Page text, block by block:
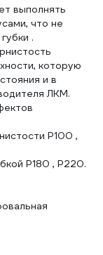
выполнять
что не
.
которую
и в
ЛКМ.
Р100 ,
Р180 , Р220.